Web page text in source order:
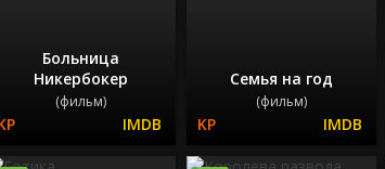
Больница
Никербокер
(фильм)
Семья на год
(фильм)